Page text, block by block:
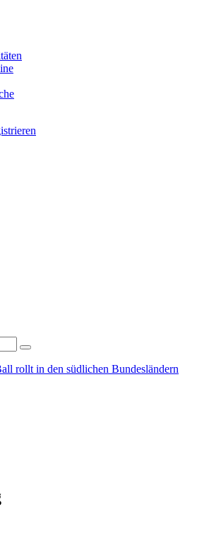
rollt in den südlichen Bundesländern